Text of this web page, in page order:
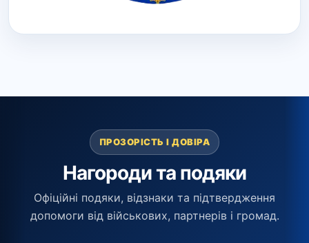
ПРОЗОРІСТЬ І ДОВІРА
Нагороди та подяки
Офіційні подяки, відзнаки та підтвердження
допомоги від військових, партнерів і громад.